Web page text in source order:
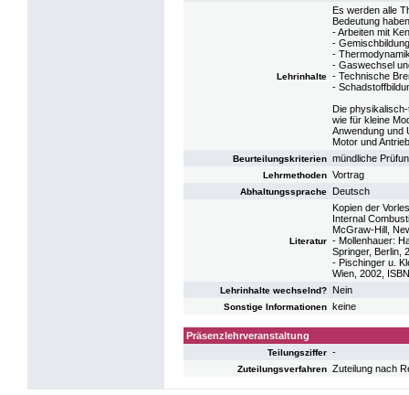
Lehrinhalte
Es werden alle
Bedeutung
- Arbeiten mit
-
-
- Gaswechsel
- Technische
-
Die
wie für kleine
Anwendung und
Motor und
Beurteilungskriterien mündliche
Lehrmethoden Vortrag
Abhaltungssprache Deutsch
Literatur
Kopien der
Internal
McGraw-Hill,
- Mollenhauer:
Springer, Berlin,
- Pischinger u.
Wien, 2002,
Lehrinhalte wechselnd? Nein
Sonstige Informationen keine
Präsenzlehrveranstaltung
Teilungsziffer -
Zuteilungsverfahren Zuteilung nach